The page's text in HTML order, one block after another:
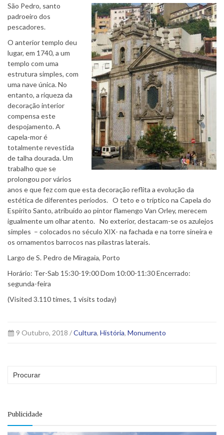
São Pedro, santo
padroeiro dos
pescadores.
O anterior templo deu
lugar, em 1740, a um
templo com uma
estrutura simples, com
uma nave única. No
entanto, a riqueza da
decoração interior
compensa este
despojamento. A
capela-mor é
totalmente revestida
de talha dourada. Um
trabalho que se
prolongou por vários
anos e que fez com que esta decoração reflita a evolução da
estética de diferentes períodos. O teto e o tríptico na Capela do
Espírito Santo, atribuído ao pintor flamengo Van Orley, merecem
igualmente um olhar atento. No exterior, destacam-se os azulejos
simples – colocados no século XIX- na fachada e na torre sineira e
os ornamentos barrocos nas pilastras laterais.
Largo de S. Pedro de Miragaia, Porto
Horário: Ter-Sab 15:30-19:00 Dom 10:00-11:30 Encerrado:
segunda-feira
(Visited 3.110 times, 1 visits today)
9 Outubro, 2018 /Cultura, História, Monumento
Publicidade